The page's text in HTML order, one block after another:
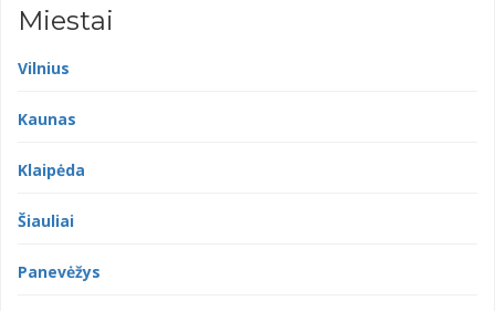
Miestai
Vilnius
Kaunas
Klaipėda
Šiauliai
Panevėžys